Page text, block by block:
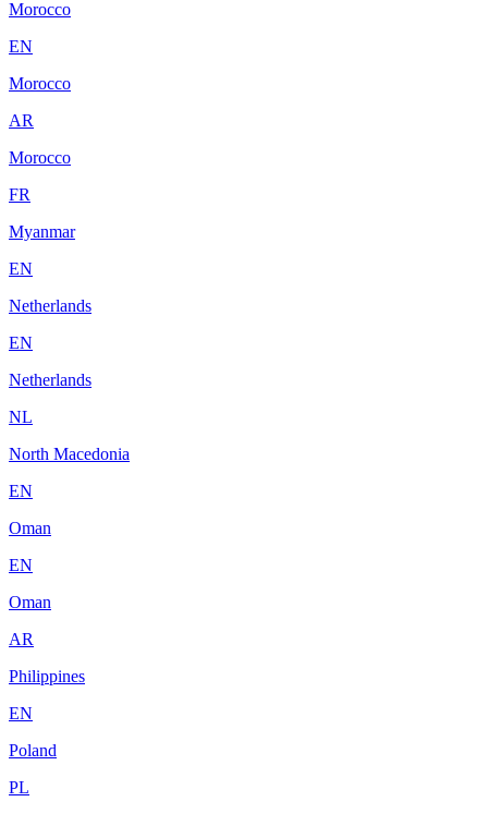
Morocco
EN
Morocco
AR
Morocco
FR
Myanmar
EN
Netherlands
EN
Netherlands
NL
North Macedonia
EN
Oman
EN
Oman
AR
Philippines
EN
Poland
PL